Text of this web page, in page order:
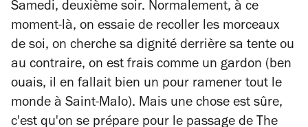
Samedi, deuxième soir. Normalement, à ce
moment-là, on essaie de recoller les morceaux
de soi, on cherche sa dignité derrière sa tente ou
au contraire, on est frais comme un gardon (ben
ouais, il en fallait bien un pour ramener tout le
monde à Saint-Malo). Mais une chose est sûre,
c'est qu'on se prépare pour le passage de The